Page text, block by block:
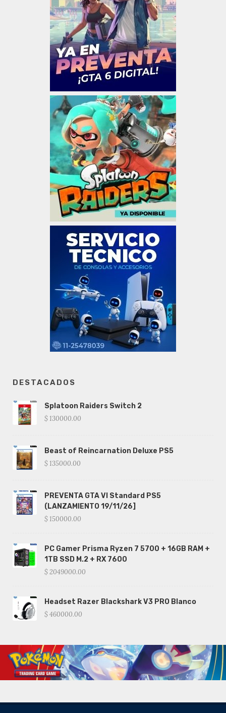
DESTACADOS
Splatoon Raiders Switch 2
$ 130000.00
Beast of Reincarnation Deluxe PS5
$ 135000.00
PREVENTA GTA VI Standard PS5
(LANZAMIENTO 19/11/26]
$ 150000.00
PC Gamer Prisma Ryzen 7 5700 + 16GB RAM +
1TB SSD M.2 + RX 7600
$ 2049000.00
Headset Razer Blackshark V3 PRO Blanco
$ 460000.00